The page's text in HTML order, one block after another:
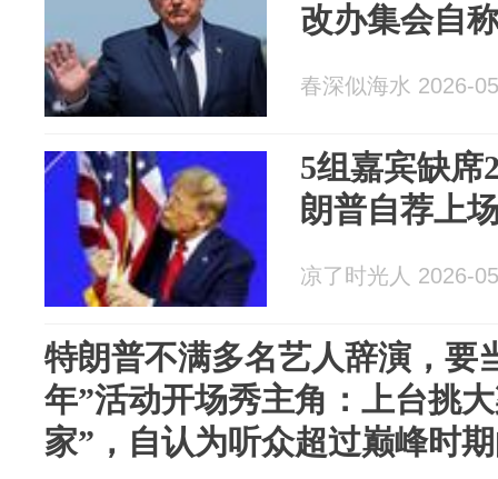
改办集会自
春深似海水 2026-
5组嘉宾缺席
朗普自荐上
凉了时光人 2026-
特朗普不满多名艺人辞演，要
年”活动开场秀主角：上台挑
家”，自认为听众超过巅峰时